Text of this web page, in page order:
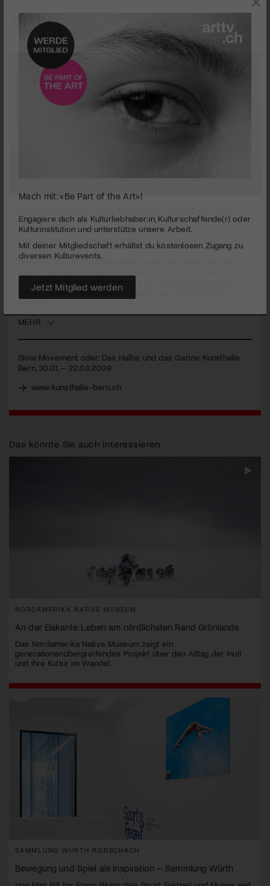
37
seconds
und das Ganze
Die Ausstellung „Slow Movement oder: Das Halbe und das
Wahrnehmung dorthin richten, wo die schnelle Bewegung
nicht hinsieht. Und die dadurch ganz neue Geschichten
erzählen.
MEHR
Slow Movement oder: Das Halbe und das Ganze: Kunsthalle
Bern, 30.01. – 22.03.2009
www.kunsthalle-bern.ch
Das könnte Sie auch interessieren
NORDAMERIKA NATIVE MUSEUM
An der Eiskante: Leben am nördlichsten Rand Grönlands
Das Nordamerika Native Museum zeigt ein
generationenübergreifendes Projekt über den Alltag der Inuit
und ihre Kultur im Wandel.
SAMMLUNG WÜRTH RORSCHACH
Bewegung und Spiel als Inspiration – Sammlung Würth
Engagiere dich als Kulturliebhaber:in, Kulturschaffende(r) oder
Kulturinstitution und unterstütze unsere Arbeit.
Mit deiner Mitgliedschaft erhältst du kostenlosen Zugang zu
Jetzt Mitglied werden